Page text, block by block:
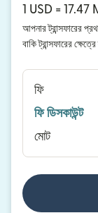
1 USD = 17.47
আপনার ট্রান্সফারের
বাকি ট্রান্সফারের
ফি
ফি ডিসকাউন্ট
মোট